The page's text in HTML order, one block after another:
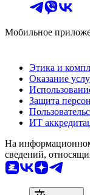
Мобильное
Этика и
Оказание
Защита
ИТ
На
сведений,